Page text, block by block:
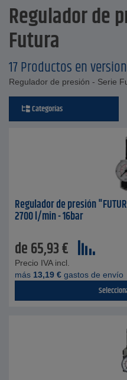
Regulador de
Futura
17 Productos en
Regulador de presión - Serie
Categorías
Regulador de presión
2700 l/min - 16bar
de65,93€
Precio IVA incl.
más 13,19 € gastos de envío